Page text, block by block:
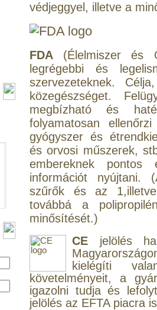
védjeggyel, illetve a
FDA (Élelmiszer és
legrégebbi és
szervezeteknek.
közegészséget.
megbízható és
folyamatosan
gyógyszer és
és orvosi műszerek,
embereknek pontos
információt nyújtani.
szűrők és az
továbbá a
minősítését.)
CE jelölés
kielégíti
követelményeit, a
igazolni tudja és
jelölés az EFTA piacra